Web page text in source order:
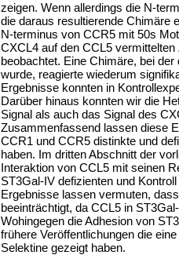
zeigen. Wenn allerdings die N-
die daraus resultierende Chimäre
N-terminus von CCR5 mit 50s
CXCL4 auf den CCL5
beobachtet. Eine Chimäre, bei
wurde, reagierte wiederum
Ergebnisse konnten in
Darüber hinaus konnten wir die
Signal als auch das Signal des
Zusammenfassend lassen diese
CCR1 und CCR5 distinkte und
haben. Im dritten Abschnitt der
Interaktion von CCL5 mit seinen
ST3Gal-IV defizienten und
Ergebnisse lassen vermuten,
beeinträchtigt, da CCL5 in
Wohingegen die Adhesion von
frühere Veröffentlichungen die
Selektine gezeigt haben.